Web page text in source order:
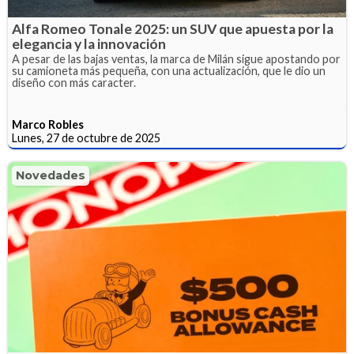
Alfa Romeo Tonale 2025: un SUV que apuesta por la
elegancia y la innovación
A pesar de las bajas ventas, la marca de Milán sigue apostando por
su camioneta más pequeña, con una actualización, que le dio un
diseño con más caracter.
Marco Robles
Lunes, 27 de octubre de 2025
Novedades